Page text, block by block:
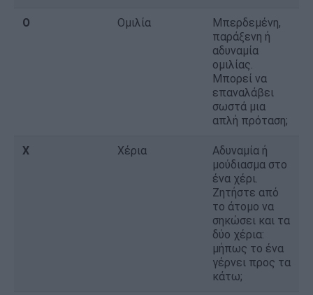
Ο Ομιλία
Μπερδεμένη,
παράξενη ή
αδυναμία
ομιλίας.
Μπορεί να
επαναλάβει
σωστά μια
απλή πρόταση;
Χ Χέρια
Αδυναμία ή
μούδιασμα στο
ένα χέρι.
Ζητήστε από
το άτομο να
σηκώσει και τα
δύο χέρια:
μήπως το ένα
γέρνει προς τα
κάτω;